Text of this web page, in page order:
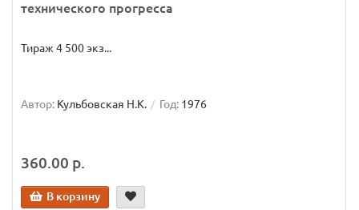
технического прогресса
Тираж 4 500 экз...
Автор: Кульбовская Н.К. Год: 1976
360.00 р.
В корзину